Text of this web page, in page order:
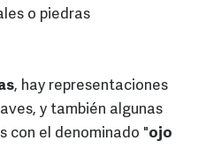
o piedras
, hay representaciones
y también algunas
con el denominado "ojo